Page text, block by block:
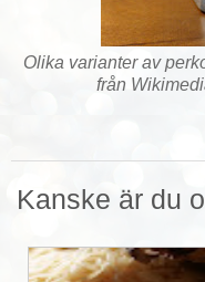
Olika varianter av
från
Kanske är du